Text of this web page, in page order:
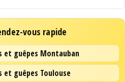
vous rapide
et guêpes Montauban
guêpes Toulouse